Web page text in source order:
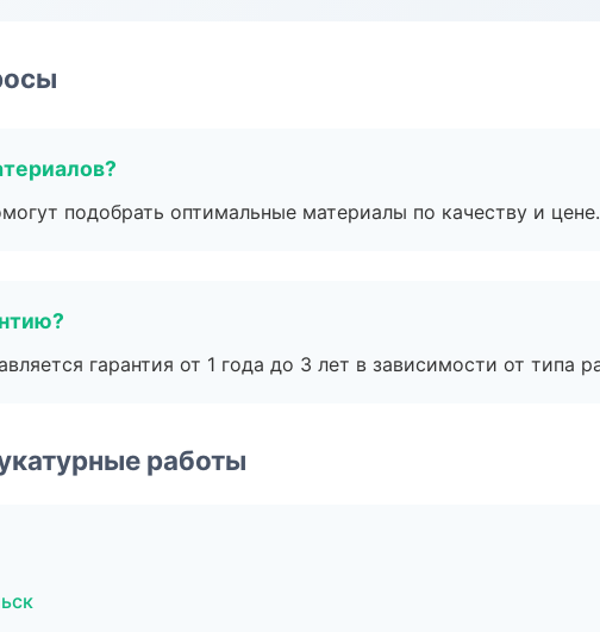
подобрать оптимальные материалы по качеству и цене.
гарантия от 1 года до 3 лет в зависимости от типа
работы